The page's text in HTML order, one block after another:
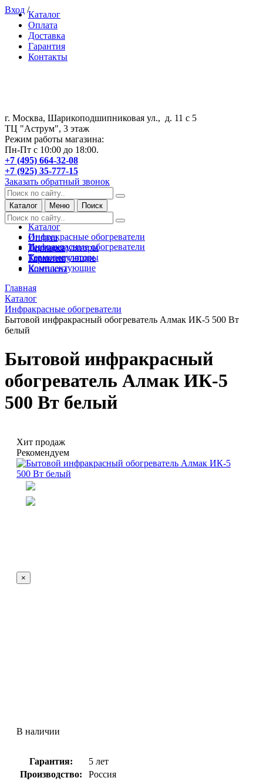
Каталог
Оплата
Доставка
Гарантия
Контакты
Вход /
г. Москва, Шарикоподшипниковая ул., д. 11 с 5
ТЦ "Аструм", 3 этаж
Режим работы магазина:
Пн-Пт с 10:00 до 18:00.
+7 (495) 664-32-08
+7 (925) 35-777-15
Заказать обратный звонок
Каталог Меню Поиск
Каталог
Оплата
Доставка
Гарантия
Контакты
Инфракрасные обогреватели
Терморегуляторы
Комплектующие
Инфракрасные обогреватели
Терморегуляторы
Комплектующие
Главная
Каталог
Инфракрасные обогреватели
Бытовой инфракрасный обогреватель Алмак ИК-5 500 Вт
белый
Бытовой инфракрасный
обогреватель Алмак ИК-5
500 Вт белый
Хит продаж
Рекомендуем
×
В наличии
Гарантия:
5 лет
Производство:
Россия